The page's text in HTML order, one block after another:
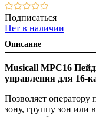
Подписаться
Нет в наличии
Описание
Musicall MPC16
управления для 16-
Позволяет
зону, группу зон или